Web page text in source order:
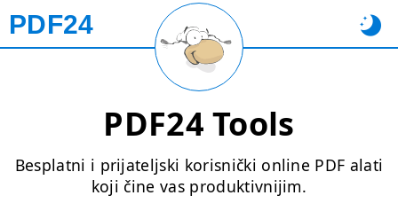
PDF24
PDF24 Tools
Besplatni i prijateljski korisnički online PDF alati
koji čine vas produktivnijim.